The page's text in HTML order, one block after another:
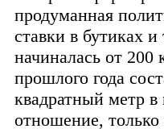
продуманная
ставки в бутиках
начиналась от 200
прошлого года
квадратный метр
отношение,